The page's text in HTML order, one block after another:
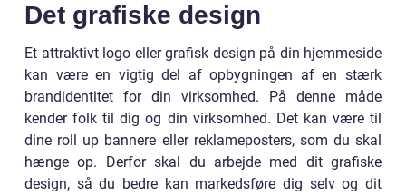
Det grafiske design
Et attraktivt logo eller grafisk design på din hjemmeside
kan være en vigtig del af opbygningen af en stærk
brandidentitet for din virksomhed. På denne måde
kender folk til dig og din virksomhed. Det kan være til
dine roll up bannere eller reklameposters, som du skal
hænge op. Derfor skal du arbejde med dit grafiske
design, så du bedre kan markedsføre dig selv og dit